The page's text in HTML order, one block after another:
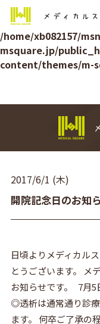
Warning
: Attempt to
/home/xb082157/
msquare.jp/
content/themes/m-
2017/6/1 (木)
開院記念日のお知
日頃よりメディカル
とうございます。 メ
お知らせです。 7月5
◎透析は通常通り診
ます。 何卒ご了承の